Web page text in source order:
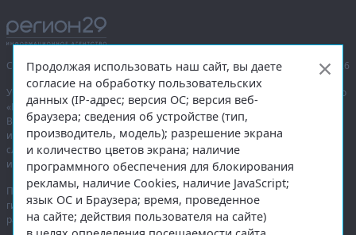
Сетевое издание «Информационное агентство Регион 29»,
© 2016–2026
Учредитель — общество с ограниченной ответственностью «Агентство
«Правда Севера».
Выписка из реестра зарегистрированных средств массовой
информации:ЭЛ № ФС 77-74226от 09.11.2018 выдано Федеральной
службой по надзору в сфере связи, информационных технологий
и массовых коммуникаций (Роскомнадзор).
При полном или частичном использовании любых материалов
гиперссылка на region29.ruобязательна. Копирование материалов без
разрешения администрации сайта запрещено.
Продолжая использовать наш сайт, вы даете
согласие на обработку пользовательских
данных (IP-адрес; версия ОС; версия веб-
браузера; сведения об устройстве (тип,
производитель, модель); разрешение экрана
и количество цветов экрана; наличие
программного обеспечения для блокирования
рекламы, наличие Cookies, наличие JavaScript;
язык ОС и Браузера; время, проведенное
на сайте; действия пользователя на сайте)